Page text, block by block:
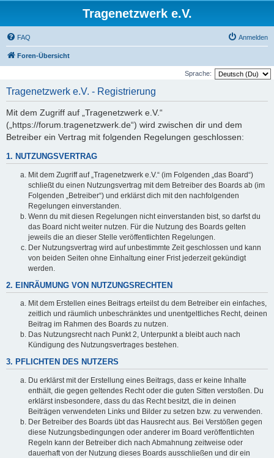
Tragenetzwerk e.V.
FAQ Anmelden
Foren-Übersicht
Sprache:
Tragenetzwerk e.V. - Registrierung
Mit dem Zugriff auf „Tragenetzwerk e.V.“
(„https://forum.tragenetzwerk.de“) wird zwischen dir und dem
Betreiber ein Vertrag mit folgenden Regelungen geschlossen:
1. NUTZUNGSVERTRAG
Mit dem Zugriff auf „Tragenetzwerk e.V.“ (im Folgenden „das Board“)
schließt du einen Nutzungsvertrag mit dem Betreiber des Boards ab (im
Folgenden „Betreiber“) und erklärst dich mit den nachfolgenden
Regelungen einverstanden.
Wenn du mit diesen Regelungen nicht einverstanden bist, so darfst du
das Board nicht weiter nutzen. Für die Nutzung des Boards gelten
jeweils die an dieser Stelle veröffentlichten Regelungen.
Der Nutzungsvertrag wird auf unbestimmte Zeit geschlossen und kann
von beiden Seiten ohne Einhaltung einer Frist jederzeit gekündigt
werden.
2. EINRÄUMUNG VON NUTZUNGSRECHTEN
Mit dem Erstellen eines Beitrags erteilst du dem Betreiber ein einfaches,
zeitlich und räumlich unbeschränktes und unentgeltliches Recht, deinen
Beitrag im Rahmen des Boards zu nutzen.
Das Nutzungsrecht nach Punkt 2, Unterpunkt a bleibt auch nach
Kündigung des Nutzungsvertrages bestehen.
3. PFLICHTEN DES NUTZERS
Du erklärst mit der Erstellung eines Beitrags, dass er keine Inhalte
enthält, die gegen geltendes Recht oder die guten Sitten verstoßen. Du
erklärst insbesondere, dass du das Recht besitzt, die in deinen
Beiträgen verwendeten Links und Bilder zu setzen bzw. zu verwenden.
Der Betreiber des Boards übt das Hausrecht aus. Bei Verstößen gegen
diese Nutzungsbedingungen oder anderer im Board veröffentlichten
Regeln kann der Betreiber dich nach Abmahnung zeitweise oder
dauerhaft von der Nutzung dieses Boards ausschließen und dir ein